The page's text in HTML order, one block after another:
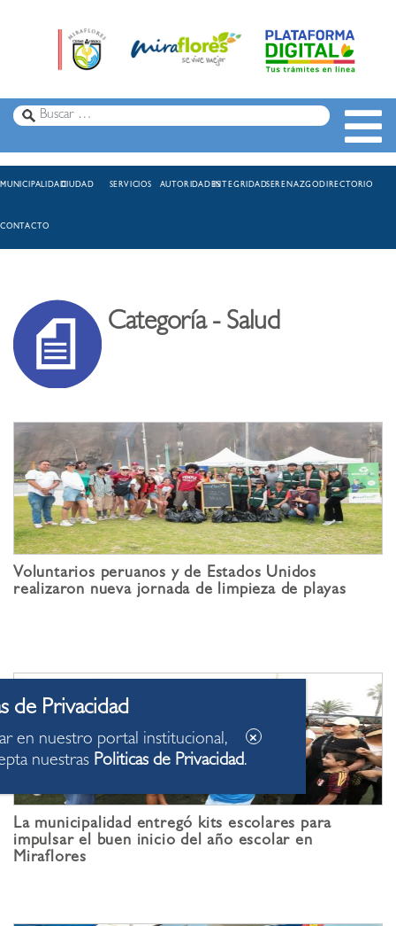
MUNICIPALIDADCIUDAD SERVICIOS AUTORIDADESINTEGRIDADSERENAZGODIRECTORIO
CONTACTO
Categoría - Salud
Voluntarios peruanos y de Estados Unidos
realizaron nueva jornada de limpieza de playas
La municipalidad entregó kits escolares para
impulsar el buen inicio del año escolar en
Miraflores
en nuestro portal institucional,
nuestras Politicas de Privacidad.